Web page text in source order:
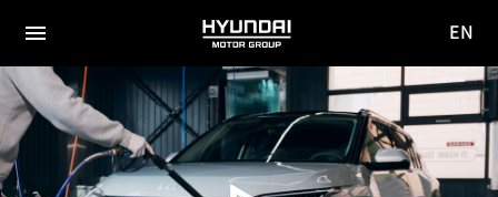
전체
메뉴
HYUNDAI
MOTOR
GROUP
사이
EN